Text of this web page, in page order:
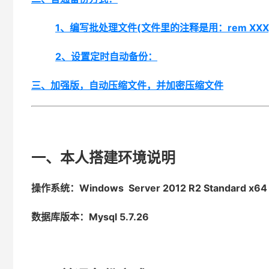
1、编写批处理文件(文件里的注释是用：rem
2、设置定时自动备份：
三、加强版，自动压缩文件，并加密压缩文件
一、本人搭建环境说明
操作系统：Windows Server 2012 R2 Standard x64
数据库版本：Mysql 5.7.26